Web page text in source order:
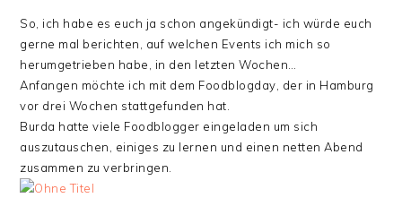
So, ich habe es euch ja schon angekündigt- ich würde euch
gerne mal berichten, auf welchen Events ich mich so
herumgetrieben habe, in den letzten Wochen…
Anfangen möchte ich mit dem Foodblogday, der in Hamburg
vor drei Wochen stattgefunden hat.
Burda hatte viele Foodblogger eingeladen um sich
auszutauschen, einiges zu lernen und einen netten Abend
zusammen zu verbringen.